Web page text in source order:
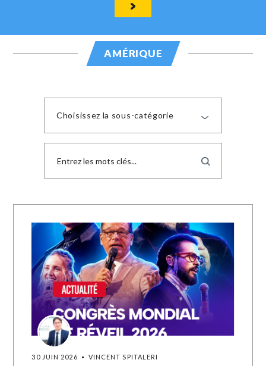
AMÉRIQUE
Choisissez la sous-catégorie
30 JUIN 2026 VINCENT SPITALERI